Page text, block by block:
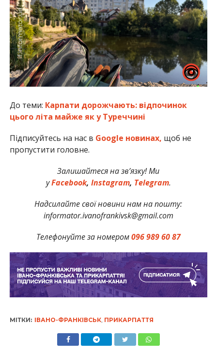
До теми: Карпати дорожчають: відпочинок
цього літа майже як у Туреччині
Підписуйтесь на нас в Google новинах, щоб не
пропустити головне.
Залишайтеся на зв’язку! Ми
уFacebook, Instagram, Telegram.
Надсилайте свої новини нам на пошту:
informator.ivanofrankivsk@gmail.com
Телефонуйте за номером096 989 60 87
МІТКИ: ІВАНО-ФРАНКІВСЬК, ПРИКАРПАТТЯ